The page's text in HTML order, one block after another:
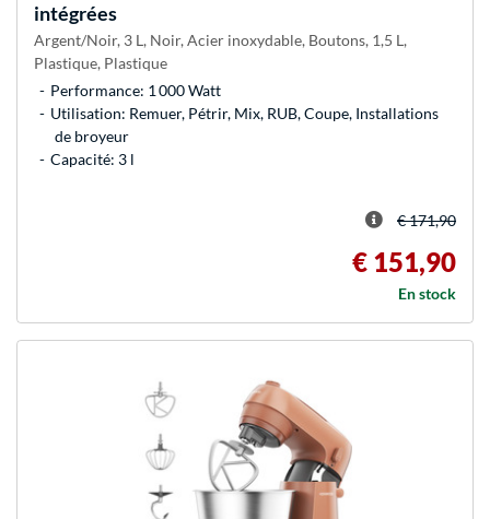
intégrées
Argent/Noir, 3 L, Noir, Acier inoxydable, Boutons, 1,5 L,
Plastique, Plastique
Performance: 1 000 Watt
Utilisation: Remuer, Pétrir, Mix, RUB, Coupe, Installations
de broyeur
Capacité: 3 l
€ 171,90
€ 151,90
En stock